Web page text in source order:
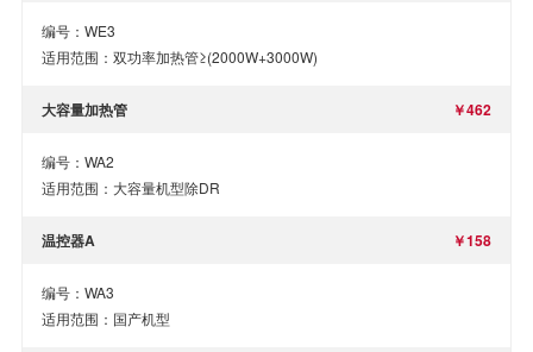
编号：WE3
适用范围：双功率加热管≥(2000W+3000W)
大容量加热管 ￥462
编号：WA2
适用范围：大容量机型除DR
温控器A ￥158
编号：WA3
适用范围：国产机型